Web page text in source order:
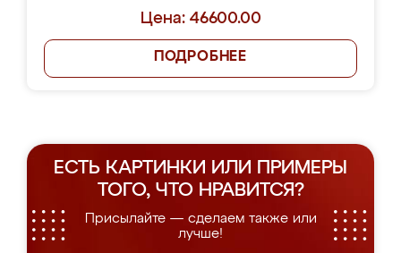
Цена: 46600.00
ПОДРОБНЕЕ
ЕСТЬ КАРТИНКИ ИЛИ ПРИМЕРЫ
ТОГО, ЧТО НРАВИТСЯ?
Присылайте — сделаем также или
лучше!